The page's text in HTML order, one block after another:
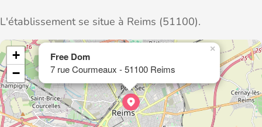
L'établissement se situe à Reims (51100).
Free Dom
7 rue Courmeaux - 51100 Reims
×
+
−